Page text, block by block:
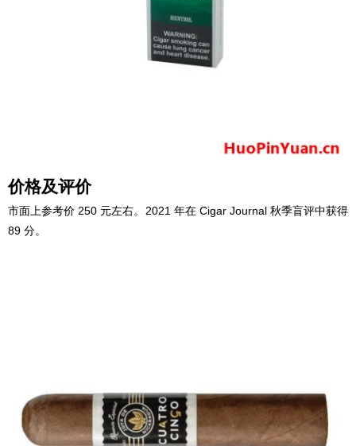
价格及评价
市面上参考价 250 元左右。2021 年在 Cigar Journal 秋季盲评中获得
89 分。